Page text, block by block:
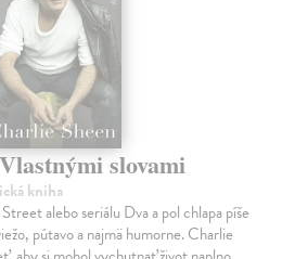
slovami
kniha
alebo seriálu Dva a pol chlapa píše
pútavo a najmä humorne. Charlie